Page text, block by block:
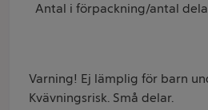
Antal i förpackning/antal
Varning! Ej lämplig för barn
Kvävningsrisk. Små delar.